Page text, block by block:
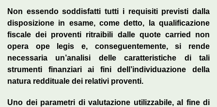
Non essendo soddisfatti tutti i requisiti previsti dalla
disposizione in esame, come detto, la qualificazione
fiscale dei proventi ritraibili dalle quote carried non
opera ope legis e, conseguentemente, si rende
necessaria un’analisi delle caratteristiche di tali
strumenti finanziari ai fini dell’individuazione della
natura reddituale dei relativi proventi.
Uno dei parametri di valutazione utilizzabile, al fine di